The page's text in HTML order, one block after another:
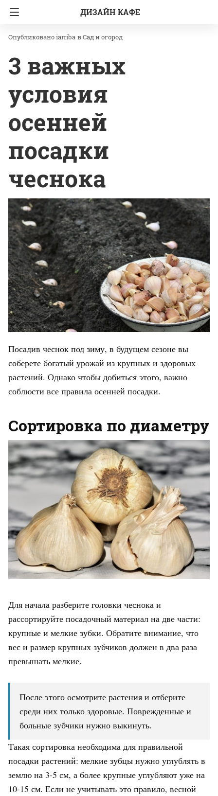
ДИЗАЙН КАФЕ
Главная Сад и огород
iarriba вСад и огород
3 важных
условия
осенней
посадки
чеснока
Посадив чеснок под зиму, в будущем сезоне вы
соберете богатый урожай из крупных и здоровых
растений. Однако чтобы добиться этого, важно
соблюсти все правила осенней посадки.
Сортировка по диаметру
Для начала разберите головки чеснока и
рассортируйте посадочный материал на две части:
крупные и мелкие зубки. Обратите внимание, что
вес и размер крупных зубчиков должен в два раза
превышать мелкие.
После этого осмотрите растения и отберите
среди них только здоровые. Поврежденные и
больные зубчики нужно выкинуть.
Такая сортировка необходима для правильной
посадки растений: мелкие зубцы нужно углублять в
землю на 3-5 см, а более крупные углубляют уже на
10-15 см. Если не учитывать это правило, весной